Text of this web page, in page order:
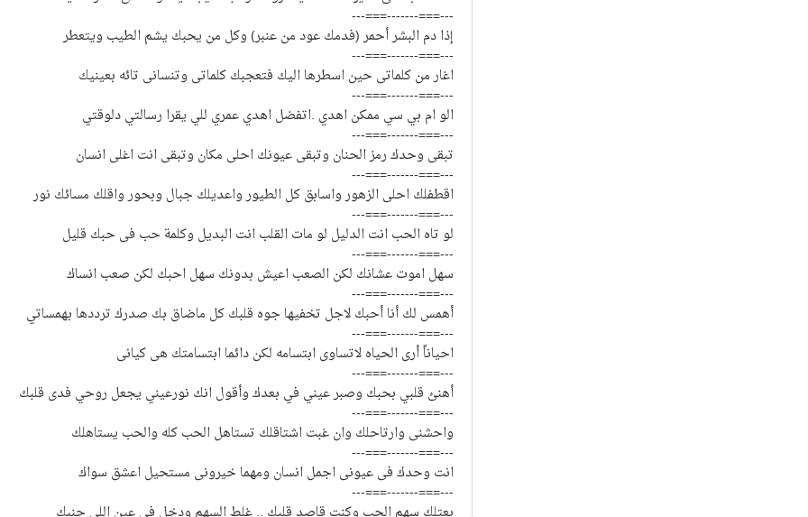
---===-------===---
إذا دم البشر أحمر (فدمك عود من عنبر) وكل من يحبك يشم الطيب ويتعطر
---===-------===---
اغار من كلماتى حين اسطرها اليك فتعجبك كلماتى وتنسانى تائه بعينيك
---===-------===---
الو ام بي سي ممكن اهدي .اتفضل اهدي عمري للي يقرا رسالتي دلوقتي
---===-------===---
تبقى وحدك رمز الحنان وتبقى عيونك احلى مكان وتبقى انت اغلى انسان
---===-------===---
اقطفلك احلى الزهور واسابق كل الطيور واعديلك جبال وبحور واقلك مسائك نور
---===-------===---
لو تاه الحب انت الدليل لو مات القلب انت البديل وكلمة حب فى حبك قليل
---===-------===---
سهل اموت عشانك لكن الصعب اعيش بدونك سهل احبك لكن صعب انساك
---===-------===---
أهمس لك أنا أحبك لاجل تخفيها جوه قلبك كل ماضاق بك صدرك ترددها بهمساتي
---===-------===---
احياناً أرى الحياه لاتساوى ابتسامه لكن دائما ابتسامتك هى كيانى
---===-------===---
أهنئ قلبي بحبك وصبر عيني في بعدك وأقول انك نورعيني يجعل روحي فدى قلبك
---===-------===---
واحشنى وارتاحلك وان غبت اشتاقلك تستاهل الحب كله والحب يستاهلك
---===-------===---
انت وحدك فى عيونى اجمل انسان ومهما خيرونى مستحيل اعشق سواك
---===-------===---